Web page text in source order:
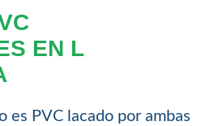
EN L
es PVC lacado por ambas